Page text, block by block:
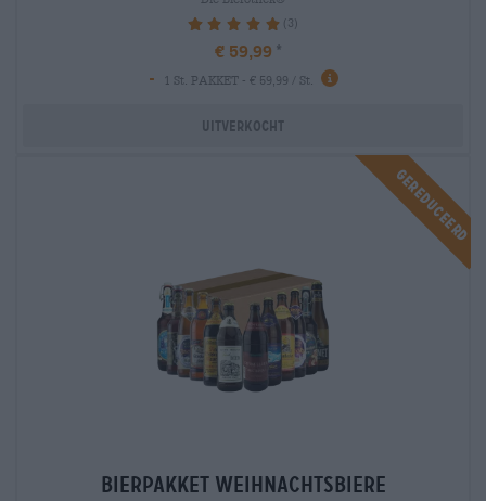
100% (3)
€ 59,99
-
1 St. PAKKET - € 59,99 / St.
Uitverkocht
Gereduceerd
Bierpakket weihnachtsbiere